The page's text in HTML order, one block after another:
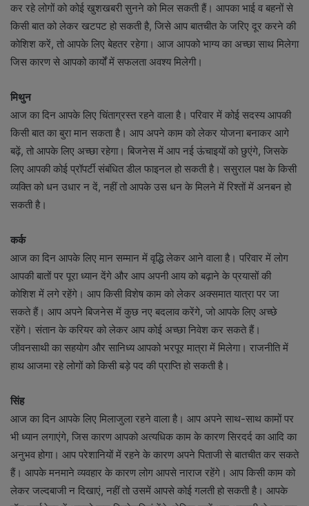
कर रहे लोगों को कोई खुशखबरी सुनने को मिल सकती हैं। आपका भाई व बहनों से
किसी बात को लेकर खटपट हो सकती है, जिसे आप बातचीत के जरिए दूर करने की
कोशिश करें, तो आपके लिए बेहतर रहेगा। आज आपको भाग्य का अच्छा साथ मिलेगा
जिस कारण से आपको कार्यों में सफलता अवश्य मिलेगी।
मिथुन
आज का दिन आपके लिए चिंताग्रस्त रहने वाला है। परिवार में कोई सदस्य आपकी
किसी बात का बुरा मान सकता है। आप अपने काम को लेकर योजना बनाकर आगे
बढ़ें, तो आपके लिए अच्छा रहेगा। बिजनेस में आप नई ऊंचाइयों को छुएंगे, जिसके
लिए आपकी कोई प्रॉपर्टी संबंधित डील फाइनल हो सकती है। ससुराल पक्ष के किसी
व्यक्ति को धन उधार न दें, नहीं तो आपके उस धन के मिलने में रिश्तों में अनबन हो
सकती है।
कर्क
आज का दिन आपके लिए मान सम्मान में वृद्धि लेकर आने वाला है। परिवार में लोग
आपकी बातों पर पूरा ध्यान देंगे और आप अपनी आय को बढ़ाने के प्रयासों की
कोशिश में लगे रहेंगे। आप किसी विशेष काम को लेकर अक्समात यात्रा पर जा
सकते हैं। आप अपने बिजनेस में कुछ नए बदलाव करेंगे, जो आपके लिए अच्छे
रहेंगे। संतान के करियर को लेकर आप कोई अच्छा निवेश कर सकते हैं।
जीवनसाथी का सहयोग और सानिध्य आपको भरपूर मात्रा में मिलेगा। राजनीति में
हाथ आजमा रहे लोगों को किसी बड़े पद की प्राप्ति हो सकती है।
सिंह
आज का दिन आपके लिए मिलाजुला रहने वाला है। आप अपने साथ-साथ कामों पर
भी ध्यान लगाएंगे, जिस कारण आपको अत्यधिक काम के कारण सिरदर्द का आदि का
अनुभव होगा। आप परेशानियों में रहने के कारण अपने पिताजी से बातचीत कर सकते
हैं। आपके मनमाने व्यवहार के कारण लोग आपसे नाराज रहेंगे। आप किसी काम को
लेकर जल्दबाजी न दिखाएं, नहीं तो उसमें आपसे कोई गलती हो सकती है। आपके